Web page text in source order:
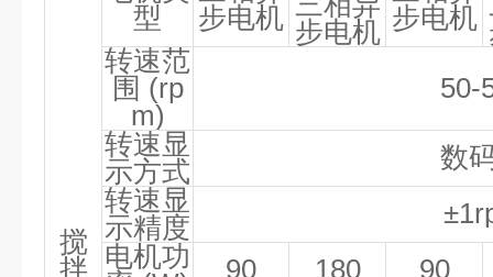
搅
拌
型
步电机 步电机 步电机
转速范
围 (rp
m)
50-
转速显
示方式
数
转速显
示精度
电机功
90 180
90